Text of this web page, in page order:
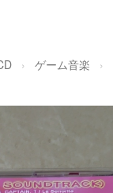
ゲーム音楽